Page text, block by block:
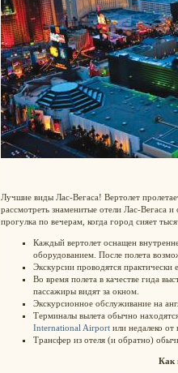
Лучшие виды Лас-Вегаса! Вертолет
рассмотреть знаменитые отели Лас-Вегаса
прогулка по вечерам, когда город сияет
Каждый вертолет оснащен
оборудованием. После полета
Экскурсии проводятся практически
Во время полета в качестве гида
пассажиры видят за окном.
Экскурсионное обслуживание на
Терминалы вылета обычно
International Airportили недалеко от
Трансфер из отеля (и обратно)
Как